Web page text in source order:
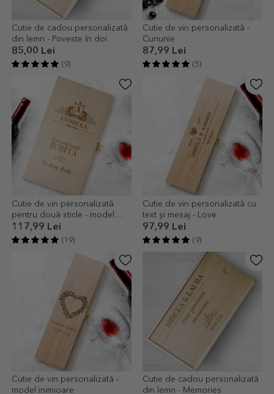
Cutie de cadou personalizată
din lemn - Poveste în doi
85,00 Lei
(9)
Cutie de vin personalizată -
Cununie
87,99 Lei
(5)
Cutie de vin personalizată
pentru două sticle - model
nume vintage
117,99 Lei
(19)
Cutie de vin personalizată cu
text și mesaj - Love
97,99 Lei
(9)
Cutie de vin personalizată -
model inimioare
Cutie de cadou personalizată
din lemn - Memories